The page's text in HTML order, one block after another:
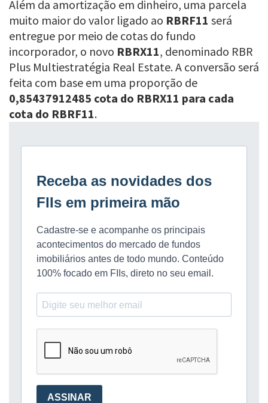
Além da amortização em dinheiro, uma parcela
muito maior do valor ligado ao RBRF11 será
entregue por meio de cotas do fundo
incorporador, o novo RBRX11, denominado RBR
Plus Multiestratégia Real Estate. A conversão será
feita com base em uma proporção de
0,85437912485 cota do RBRX11 para cada
cota do RBRF11.